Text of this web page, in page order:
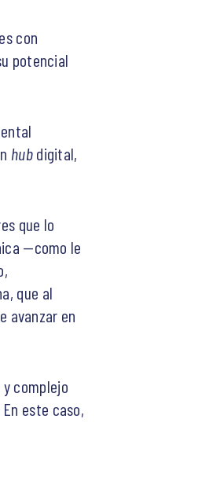
con
potencial
hubdigital,
que lo
—como le
que al
avanzar en
complejo
este caso,